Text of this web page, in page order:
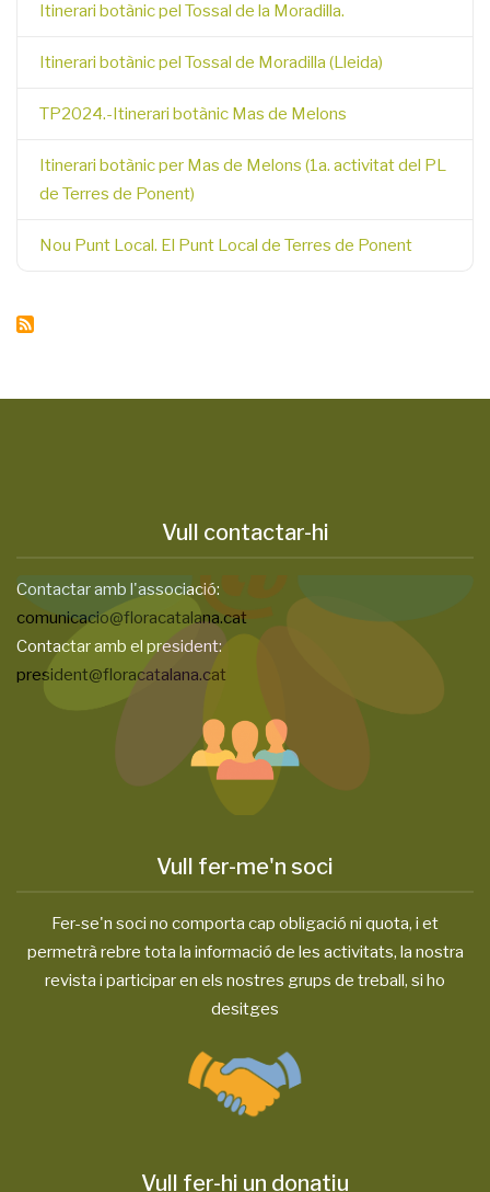
Itinerari botànic pel Tossal de la Moradilla.
Itinerari botànic pel Tossal de Moradilla (Lleida)
TP2024.-Itinerari botànic Mas de Melons
Itinerari botànic per Mas de Melons (1a. activitat del PL
de Terres de Ponent)
Nou Punt Local. El Punt Local de Terres de Ponent
Vull contactar-hi
Contactar amb l'associació:
comunicacio@floracatalana.cat
Contactar amb el president:
president@floracatalana.cat
Vull fer-me'n soci
Fer-se'n soci no comporta cap obligació ni quota, i et
permetrà rebre tota la informació de les activitats, la nostra
revista i participar en els nostres grups de treball, si ho
desitges
Vull fer-hi un donatiu